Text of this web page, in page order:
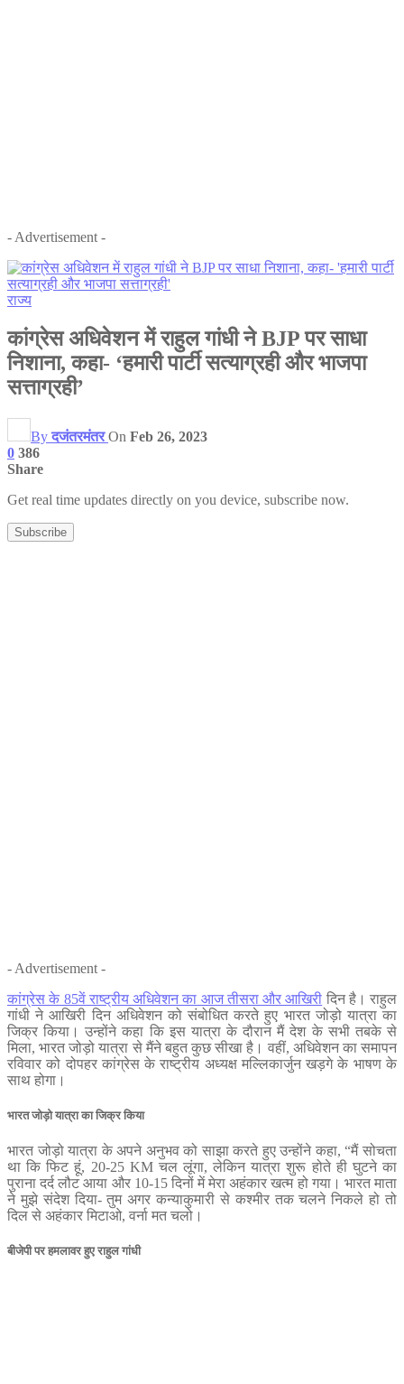
- Advertisement -
राज्य
कांग्रेस अधिवेशन में राहुल गांधी ने BJP पर साधा
निशाना, कहा- ‘हमारी पार्टी सत्याग्रही और भाजपा
सत्ताग्रही’
Byदजंतरमंतर On Feb 26, 2023
0 386
Share
Get real time updates directly on you device, subscribe now.
Subscribe
- Advertisement -
कांग्रेस के 85वें राष्‍ट्रीय अधिवेशन का आज तीसरा और आखिरी दिन है। राहुल
गांधी ने आखिरी दिन अधिवेशन को संबोधित करते हुए भारत जोड़ो यात्रा का
जिक्र किया। उन्होंने कहा कि इस यात्रा के दौरान मैं देश के सभी तबके से
मिला, भारत जोड़ो यात्रा से मैंने बहुत कुछ सीखा है। वहीं, अधिवेशन का समापन
रविवार को दोपहर कांग्रेस के राष्ट्रीय अध्यक्ष मल्लिकार्जुन खड़गे के भाषण के
साथ होगा।
भारत जोड़ो यात्रा का जिक्र किया
भारत जोड़ो यात्रा के अपने अनुभव को साझा करते हुए उन्होंने कहा, “मैं सोचता
था कि फिट हूं, 20-25 KM चल लूंगा, लेकिन यात्रा शुरू होते ही घुटने का
पुराना दर्द लौट आया और 10-15 दिनों में मेरा अहंकार खत्म हो गया। भारत माता
ने मुझे संदेश दिया- तुम अगर कन्याकुमारी से कश्मीर तक चलने निकले हो तो
दिल से अहंकार मिटाओ, वर्ना मत चलो।
बीजेपी पर हमलावर हुए राहुल गांधी